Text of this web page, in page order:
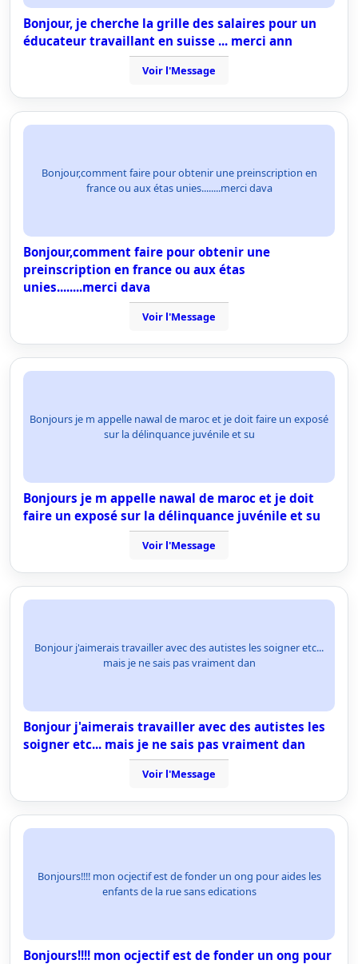
Bonjour, je cherche la grille des salaires pour un
éducateur travaillant en suisse ... merci ann
Voir l'Message
Bonjour,comment faire pour obtenir une preinscription en
france ou aux étas unies........merci dava
Bonjour,comment faire pour obtenir une
preinscription en france ou aux étas
unies........merci dava
Voir l'Message
Bonjours je m appelle nawal de maroc et je doit faire un exposé
sur la délinquance juvénile et su
Bonjours je m appelle nawal de maroc et je doit
faire un exposé sur la délinquance juvénile et su
Voir l'Message
Bonjour j'aimerais travailler avec des autistes les soigner etc...
mais je ne sais pas vraiment dan
Bonjour j'aimerais travailler avec des autistes les
soigner etc... mais je ne sais pas vraiment dan
Voir l'Message
Bonjours!!!! mon ocjectif est de fonder un ong pour aides les
enfants de la rue sans edications
Bonjours!!!! mon ocjectif est de fonder un ong pour